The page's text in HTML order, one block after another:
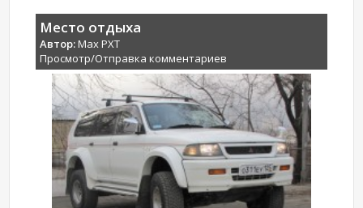
Место отдыха
Автор:Max PXT
Просмотр/Отправка комментариев